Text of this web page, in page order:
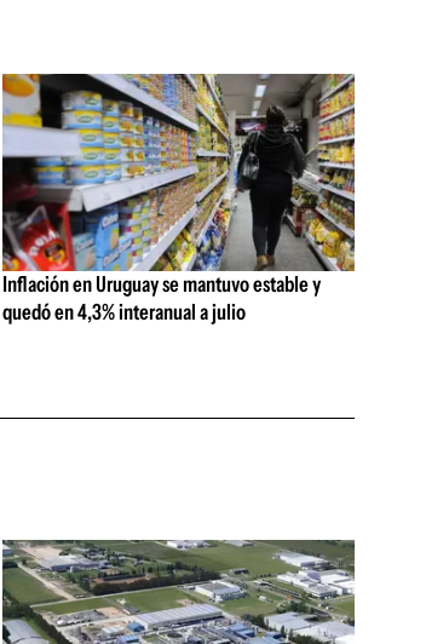
Inflación en Uruguay se mantuvo estable y
quedó en 4,3% interanual a julio